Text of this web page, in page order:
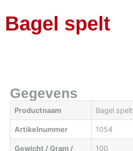
Bagel spelt
Gegevens
Productnaam Bagel spelt
Artikelnummer 1054
Gewicht / Gram /
100